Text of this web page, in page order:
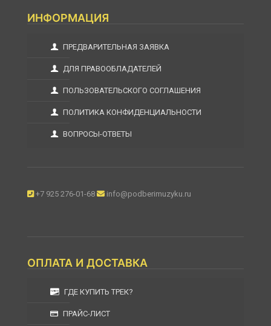
ИНФОРМАЦИЯ
ПРЕДВАРИТЕЛЬНАЯ ЗАЯВКА
ДЛЯ ПРАВООБЛАДАТЕЛЕЙ
ПОЛЬЗОВАТЕЛЬСКОГО СОГЛАШЕНИЯ
ПОЛИТИКА КОНФИДЕНЦИАЛЬНОСТИ
ВОПРОСЫ-ОТВЕТЫ
+7 925 276-01-68 info@podberimuzyku.ru
ОПЛАТА И ДОСТАВКА
ГДЕ КУПИТЬ ТРЕК?
ПРАЙС-ЛИСТ